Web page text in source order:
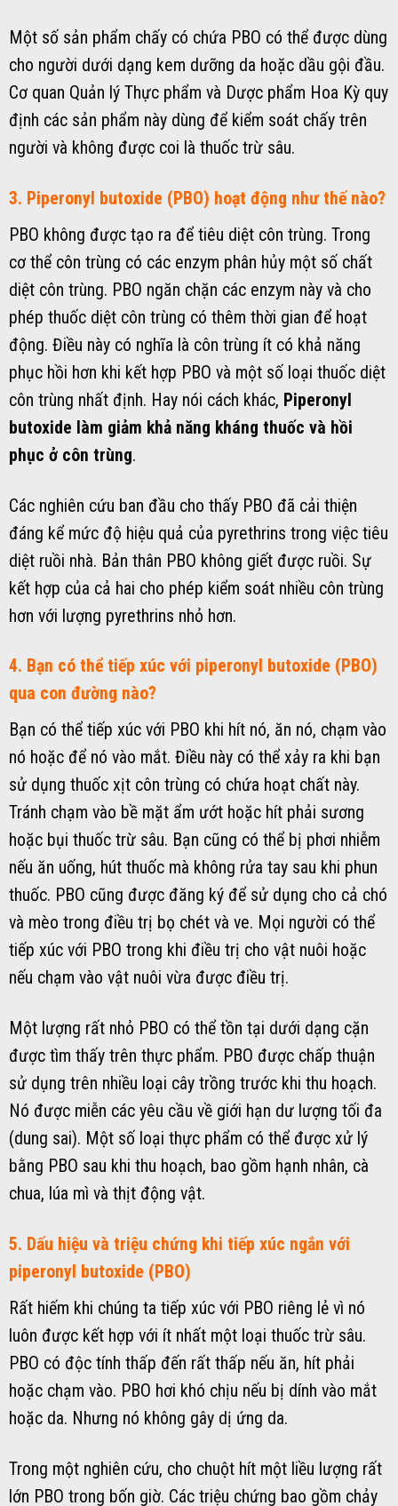
Một số sản phẩm chấy có chứa PBO có thể được dùng
cho người dưới dạng kem dưỡng da hoặc dầu gội đầu.
Cơ quan Quản lý Thực phẩm và Dược phẩm Hoa Kỳ quy
định các sản phẩm này dùng để kiểm soát chấy trên
người và không được coi là thuốc trừ sâu.
3. Piperonyl butoxide (PBO) hoạt động như thế nào?
PBO không được tạo ra để tiêu diệt côn trùng. Trong
cơ thể côn trùng có các enzym phân hủy một số chất
diệt côn trùng. PBO ngăn chặn các enzym này và cho
phép thuốc diệt côn trùng có thêm thời gian để hoạt
động. Điều này có nghĩa là côn trùng ít có khả năng
phục hồi hơn khi kết hợp PBO và một số loại thuốc diệt
côn trùng nhất định. Hay nói cách khác, Piperonyl
butoxide làm giảm khả năng kháng thuốc và hồi
phục ở côn trùng.
Các nghiên cứu ban đầu cho thấy PBO đã cải thiện
đáng kể mức độ hiệu quả của pyrethrins trong việc tiêu
diệt ruồi nhà. Bản thân PBO không giết được ruồi. Sự
kết hợp của cả hai cho phép kiểm soát nhiều côn trùng
hơn với lượng pyrethrins nhỏ hơn.
4. Bạn có thể tiếp xúc với piperonyl butoxide (PBO)
qua con đường nào?
Bạn có thể tiếp xúc với PBO khi hít nó, ăn nó, chạm vào
nó hoặc để nó vào mắt. Điều này có thể xảy ra khi bạn
sử dụng thuốc xịt côn trùng có chứa hoạt chất này.
Tránh chạm vào bề mặt ẩm ướt hoặc hít phải sương
hoặc bụi thuốc trừ sâu. Bạn cũng có thể bị phơi nhiễm
nếu ăn uống, hút thuốc mà không rửa tay sau khi phun
thuốc. PBO cũng được đăng ký để sử dụng cho cả chó
và mèo trong điều trị bọ chét và ve. Mọi người có thể
tiếp xúc với PBO trong khi điều trị cho vật nuôi hoặc
nếu chạm vào vật nuôi vừa được điều trị.
Một lượng rất nhỏ PBO có thể tồn tại dưới dạng cặn
được tìm thấy trên thực phẩm. PBO được chấp thuận
sử dụng trên nhiều loại cây trồng trước khi thu hoạch.
Nó được miễn các yêu cầu về giới hạn dư lượng tối đa
(dung sai). Một số loại thực phẩm có thể được xử lý
bằng PBO sau khi thu hoạch, bao gồm hạnh nhân, cà
chua, lúa mì và thịt động vật.
5. Dấu hiệu và triệu chứng khi tiếp xúc ngắn với
piperonyl butoxide (PBO)
Rất hiếm khi chúng ta tiếp xúc với PBO riêng lẻ vì nó
luôn được kết hợp với ít nhất một loại thuốc trừ sâu.
PBO có độc tính thấp đến rất thấp nếu ăn, hít phải
hoặc chạm vào. PBO hơi khó chịu nếu bị dính vào mắt
hoặc da. Nhưng nó không gây dị ứng da.
Trong một nghiên cứu, cho chuột hít một liều lượng rất
lớn PBO trong bốn giờ. Các triệu chứng bao gồm chảy